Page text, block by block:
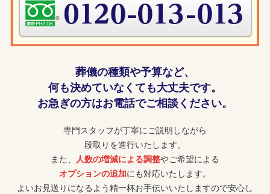
葬儀の種類や予算など、
何も決めていなくても大丈夫です。
お急ぎの方はお電話でご相談ください。
専門スタッフが丁寧にご説明しながら
段取りを進行いたします。
また、
人数の増減による調整やご希望による
オプションの追加にも対応いたします。
よいお見送りになるよう精一杯お手伝いいたしますので安心し